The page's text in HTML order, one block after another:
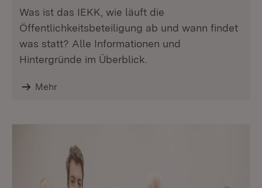
Was ist das IEKK, wie läuft die
Öffentlichkeitsbeteiligung ab und wann findet
was statt? Alle Informationen und
Hintergründe im Überblick.
Mehr